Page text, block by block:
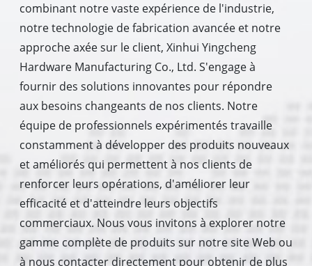
combinant notre vaste expérience de l'industrie,
notre technologie de fabrication avancée et notre
approche axée sur le client, Xinhui Yingcheng
Hardware Manufacturing Co., Ltd. S'engage à
fournir des solutions innovantes pour répondre
aux besoins changeants de nos clients. Notre
équipe de professionnels expérimentés travaille
constamment à développer des produits nouveaux
et améliorés qui permettent à nos clients de
renforcer leurs opérations, d'améliorer leur
efficacité et d'atteindre leurs objectifs
commerciaux. Nous vous invitons à explorer notre
gamme complète de produits sur notre site Web ou
à nous contacter directement pour obtenir de plus